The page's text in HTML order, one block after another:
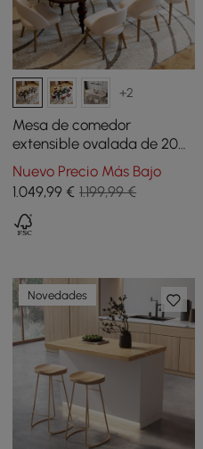
+2
Mesa de comedor
extensible ovalada de 200
- 240 cm en color nogal,
para 6 - 10 personas
Nuevo Precio Más Bajo
1.049,99 € 1.199,99 €
Novedades